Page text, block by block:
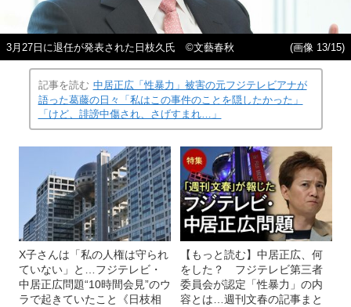
3月27日に退任が発表された日枝久氏 ©文藝春秋 (画像 13/15)
記事を読む 中居正広「性暴力」被害の元フジテレビアナが
語った葛藤の日々「私はこの事件のことを隠したかった」
「けど、誹謗中傷され、さげすまれ…」
X子さんは「私の人権は守られ
ていない」と…フジテレビ・
中居正広問題“10時間会見”のウ
ラで起きていたこと《日枝相
【もっと読む】中居正広、何
をした？ フジテレビ第三者
委員会が認定「性暴力」の内
容とは…週刊文春の記事まと